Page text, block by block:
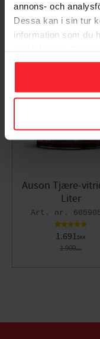
annons- och
Dessa kan i sin tur
information som du
Populära
Auson Tjære-
Liter
1.691DKK
1.900DKK
11%